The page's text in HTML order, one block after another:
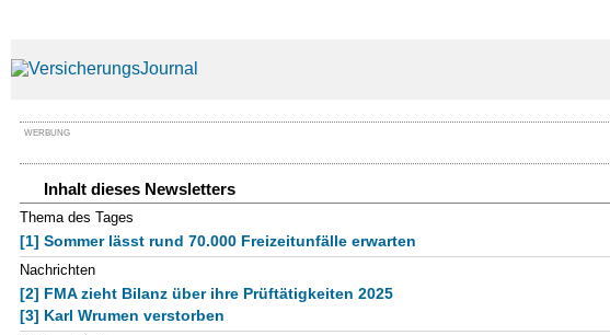
WERBUNG
Inhalt dieses Newsletters
Thema des Tages
[1] Sommer lässt rund 70.000 Freizeitunfälle erwarten
Nachrichten
[2] FMA zieht Bilanz über ihre Prüftätigkeiten 2025
[3] Karl Wrumen verstorben